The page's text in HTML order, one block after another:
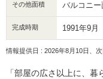
その他面積 バルコニー
完成時期 1991年9月
情報提供日 : 2026年8月10日、
「部屋の広さ以上に、暮